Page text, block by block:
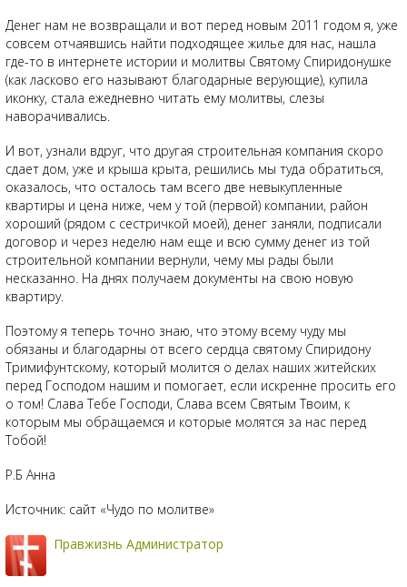
Денег нам не возвращали и вот перед новым 2011 годом я, уже
совсем отчаявшись найти подходящее жилье для нас, нашла
где-то в интернете истории и молитвы Святому Спиридонушке
(как ласково его называют благодарные верующие), купила
иконку, стала ежедневно читать ему молитвы, слезы
наворачивались.
И вот, узнали вдруг, что другая строительная компания скоро
сдает дом, уже и крыша крыта, решились мы туда обратиться,
оказалось, что осталось там всего две невыкупленные
квартиры и цена ниже, чем у той (первой) компании, район
хороший (рядом с сестричкой моей), денег заняли, подписали
договор и через неделю нам еще и всю сумму денег из той
строительной компании вернули, чему мы рады были
несказанно. На днях получаем документы на свою новую
квартиру.
Поэтому я теперь точно знаю, что этому всему чуду мы
обязаны и благодарны от всего сердца святому Спиридону
Тримифунтскому, который молится о делах наших житейских
перед Господом нашим и помогает, если искренне просить его
о том! Слава Тебе Господи, Слава всем Святым Твоим, к
которым мы обращаемся и которые молятся за нас перед
Тобой!
Р.Б Анна
Источник: сайт «Чудо по молитве»
Правжизнь Администратор